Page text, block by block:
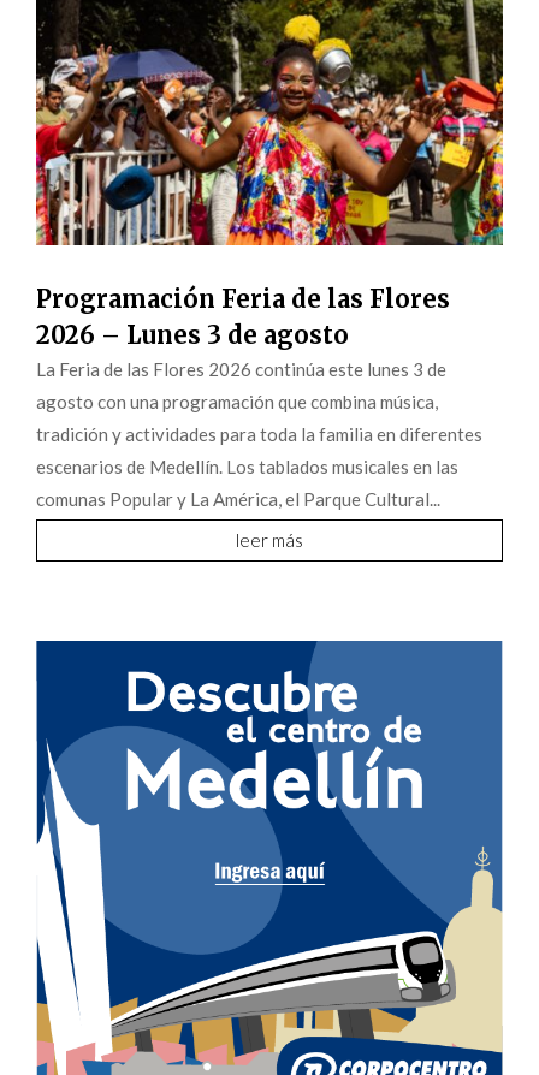
Programación Feria de las Flores
2026 – Lunes 3 de agosto
La Feria de las Flores 2026 continúa este lunes 3 de
agosto con una programación que combina música,
tradición y actividades para toda la familia en diferentes
escenarios de Medellín. Los tablados musicales en las
comunas Popular y La América, el Parque Cultural...
leer más